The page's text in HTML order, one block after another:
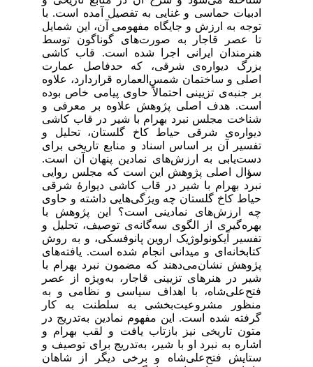
ادبیات حماسی و غنایی به ‌تفصیل آمده است. با
توجه به ‌ارزش و جایگاه مفهومی آن، این شمایل
تا عصر قاجار به ‌صورت‌های گوناگون توسط
هنرمندان ایرانی اجرا شده است. قاب کاشی
بزرگ دیواره‌ی شرقی، که حدفاصل عمارت
اصلی و ساختمان شمس‌العماره قراردارد، علاوه
بر جنبه‌ی تزیینی ‌احتمالاً حاوی پیامی خاص بوده
است. هدف اصلی پژوهش علاوه ‌بر معرفی و
شناخت مجلس نبرد بهرام با شیر در قاب‌ کاشی
دیواره‌ی شرقی حیاط کاخ گلستان، تحلیل و
تفسیر آن بر اساس اسناد و منابع تاریخی برای
دست‌یابی به ‌ارزش‌های نمادین پنهان آن است.
سؤال اصلی پژوهش این است که مجلس روایی
نبرد بهرام با شیر در قاب‌ کاشی دیوارۀ شرقی
حیاط کاخ گلستان چه ویژگی‌هایی داشته و حاوی
چه ارزش‌های نمادینی است؟ این پژوهش با
بهره‌گیری از الگوی سه‌گانه‌ی توصیف، تحلیل و
تفسیر آیکونولوژیک اروین پانوفسکی، و به روش
کتابخانه‌ای و میدانی انجام‌ شده است. یافته‌های
پژوهش نشان‌می‌دهند که مضمون نبرد بهرام با
شیر در هنرهای تزیینی قاجار، به‌ویژه از عصر
فتح‌علی‌شاه، با اهداف سیاسی و نظامی و به
‌منظور مشروعیت‌بخشی به ‌سلطنت به ‌کار
گرفته ‌شده است. این مفهوم نمادین به‌تدریج در
متون تاریخی نیز بازتاب یافت و لقب بهرام و
اشاره به‌ نبرد او با شیر، به‌تدریج برای توصیف و
ستایش فتح‌علی‌شاه و برخی دیگر از شاهان